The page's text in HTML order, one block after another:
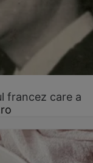
francez care a